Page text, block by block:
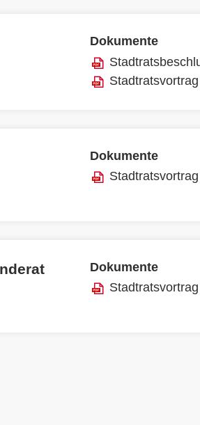
Dokumente
Stadtratsvortrag
Dokumente
Stadtratsvortrag
Dokumente
Stadtratsvortrag